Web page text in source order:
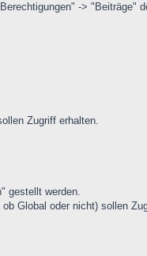
->
Zugriff erhalten.
gestellt werden.
Global oder nicht) sollen